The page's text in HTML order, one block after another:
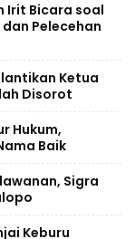
Irit Bicara soal
Pelecehan
Ketua
Disorot
Hukum,
Baik
Sigra
Keburu